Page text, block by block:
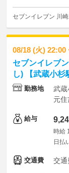
セブンイレブン 川
08/18 (火) 22:00
セブンイレブ
し) 【武蔵小杉
勤務地
武蔵
元
給与
時給
日払
交通費 交通